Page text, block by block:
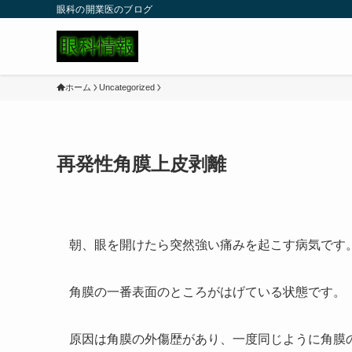
眼科の開業医のブログ
ホーム Uncategorized
再発性角膜上皮剥離
朝、眼を開けたら突然強い痛みを起こす病気です。
角膜の一番表面のところがはげている状態です。
原因は角膜の外傷歴があり、一度同じように角膜